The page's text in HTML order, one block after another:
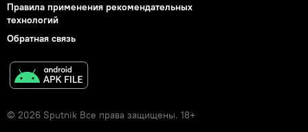
Правила применения рекомендательных
технологий
Обратная связь
© 2026 Sputnik Все права защищены. 18+